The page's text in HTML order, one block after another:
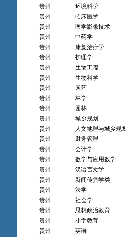
贵州
环境科学
贵州
临床医学
贵州
医学影像技术
贵州
中药学
贵州
康复治疗学
贵州
护理学
贵州
生物工程
贵州
生物科学
贵州
园艺
贵州
林学
贵州
园林
贵州
城乡规划
贵州
人文地理与城乡规
贵州
财务管理
贵州
会计学
贵州
数学与应用数学
贵州
汉语言文学
贵州
新闻传播学类
贵州
法学
贵州
社会学
贵州
思想政治教育
贵州
小学教育
贵州
英语